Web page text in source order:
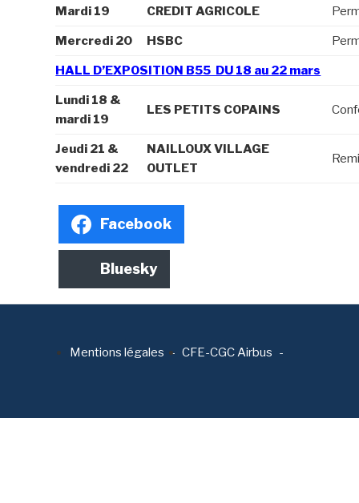
Mardi 19 CREDIT AGRICOLE
Mercredi 20 HSBC
HALL D’EXPOSITION B55 DU 18 au 22 mars
Lundi 18 &
mardi 19
LES PETITS COPAINS
Jeudi 21 &
vendredi 22
NAILLOUX VILLAGE
OUTLET
Facebook
Bluesky
Mentions légales CFE-CGC Airbus